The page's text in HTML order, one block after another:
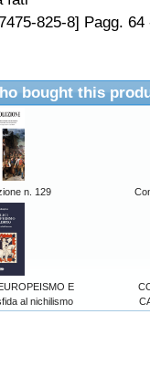
825-8] Pagg. 64
bought this
n. 129
E
al nichilismo